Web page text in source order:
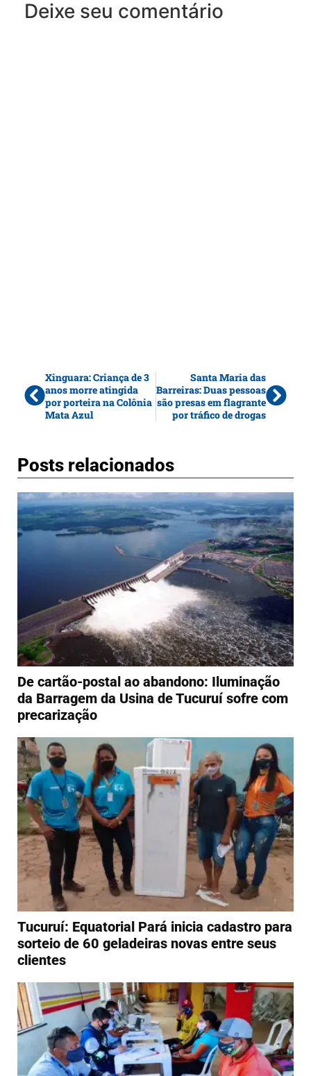
Deixe seu comentário
Xinguara: Criança de 3
anos morre atingida
por porteira na Colônia
Mata Azul
Santa Maria das
Barreiras: Duas pessoas
são presas em flagrante
por tráfico de drogas
Posts relacionados
De cartão-postal ao abandono: Iluminação
da Barragem da Usina de Tucuruí sofre com
precarização
Tucuruí: Equatorial Pará inicia cadastro para
sorteio de 60 geladeiras novas entre seus
clientes